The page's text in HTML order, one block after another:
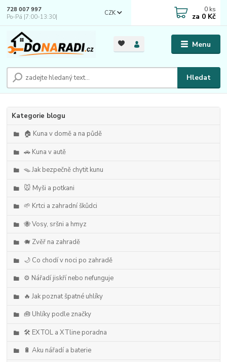
Menu
CZK
Hledat
728 007 997
Po-Pá |7:00-13:30|
0 ks
za 0 Kč
Kategorie blogu
🏠 Kuna v domě a na půdě
🚗 Kuna v autě
🪤 Jak bezpečně chytit kunu
🐭 Myši a potkani
🌱 Krtci a zahradní škůdci
🐝 Vosy, sršni a hmyz
🐗 Zvěř na zahradě
🌙 Co chodí v noci po zahradě
⚙️ Nářadí jiskří nebo nefunguje
🔥 Jak poznat špatné uhlíky
🧰 Uhlíky podle značky
🛠️ EXTOL a XTline poradna
🔋 Aku nářadí a baterie